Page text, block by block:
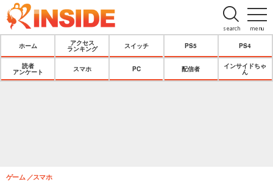
menu
search
ホーム
アクセス
ランキング
スイッチ PS5 PS4
読者
アンケート
スマホ PC 配信者
インサイドちゃ
ん
ゲーム スマホ